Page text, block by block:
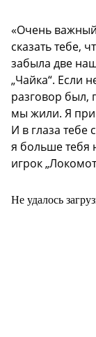
«Очень
сказать тебе,
забыла две
„Чайка“. Если
разговор был,
мы жили. Я
И в глаза тебе
я больше тебя
игрок
Не удалось